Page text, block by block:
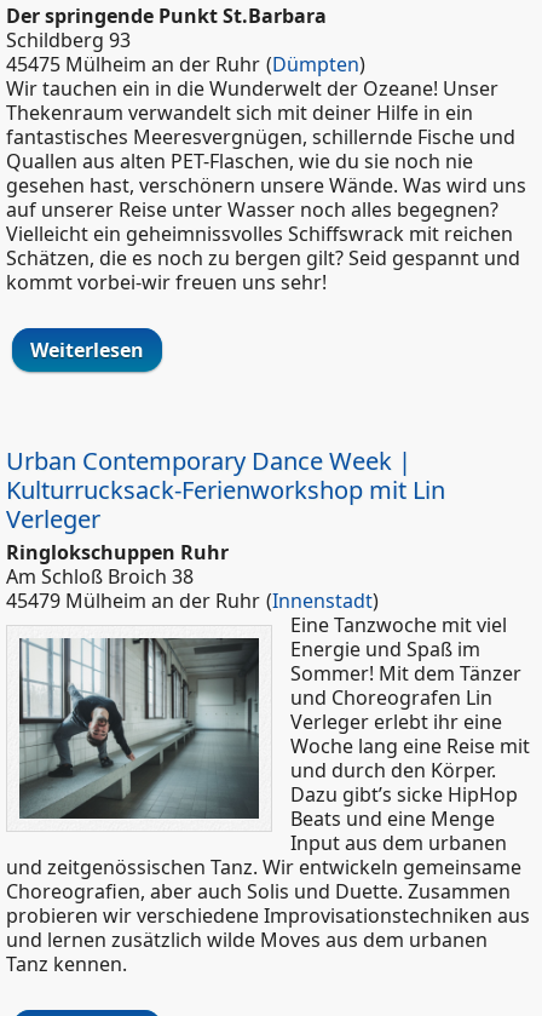
Der springende Punkt St.Barbara
Schildberg 93
45475 Mülheim an der Ruhr (Dümpten)
Wir tauchen ein in die Wunderwelt der Ozeane! Unser
Thekenraum verwandelt sich mit deiner Hilfe in ein
fantastisches Meeresvergnügen, schillernde Fische und
Quallen aus alten PET-Flaschen, wie du sie noch nie
gesehen hast, verschönern unsere Wände. Was wird uns
auf unserer Reise unter Wasser noch alles begegnen?
Vielleicht ein geheimnissvolles Schiffswrack mit reichen
Schätzen, die es noch zu bergen gilt? Seid gespannt und
kommt vorbei-wir freuen uns sehr!
Weiterlesen über Under the Sea - 5.
Sommerferienwoche
Urban Contemporary Dance Week |
Kulturrucksack-Ferienworkshop mit Lin
Verleger
Ringlokschuppen Ruhr
Am Schloß Broich 38
45479 Mülheim an der Ruhr (Innenstadt)
Eine Tanzwoche mit viel
Energie und Spaß im
Sommer! Mit dem Tänzer
und Choreografen Lin
Verleger erlebt ihr eine
Woche lang eine Reise mit
und durch den Körper.
Dazu gibt’s sicke HipHop
Beats und eine Menge
Input aus dem urbanen
und zeitgenössischen Tanz. Wir entwickeln gemeinsame
Choreografien, aber auch Solis und Duette. Zusammen
probieren wir verschiedene Improvisationstechniken aus
und lernen zusätzlich wilde Moves aus dem urbanen
Tanz kennen.